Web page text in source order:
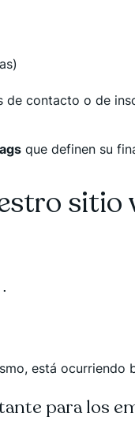
de contacto o de
que definen su
sitio
está
para los